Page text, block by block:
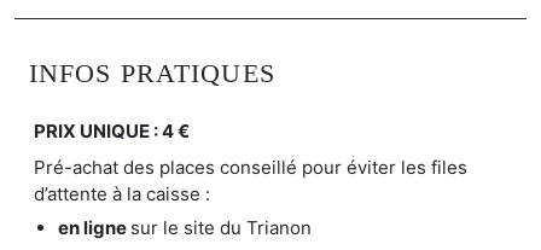
INFOS PRATIQUES
PRIX UNIQUE : 4€
Pré-achat des places conseillé pour éviter les files
d’attente à la caisse :
en ligne sur le site du Trianon